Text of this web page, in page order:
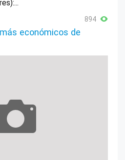
894
económicos de